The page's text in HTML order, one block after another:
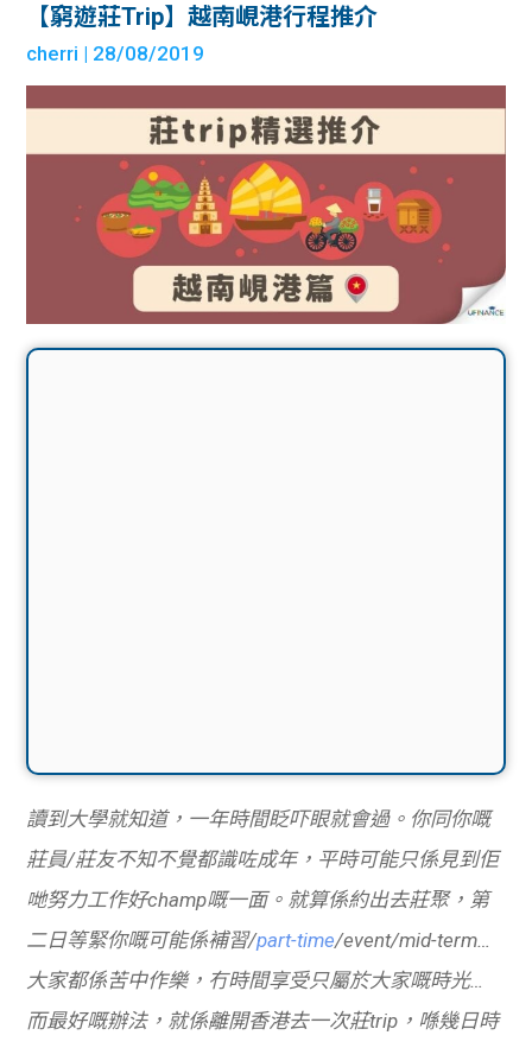
【窮遊莊Trip】越南峴港行程推介
cherri | 28/08/2019
讀到大學就知道，一年時間眨吓眼就會過。你同你嘅
莊員/莊友不知不覺都識咗成年，平時可能只係見到佢
哋努力工作好champ嘅一面。就算係約出去莊聚，第
二日等緊你嘅可能係補習/part-time/event/mid-term…
大家都係苦中作樂，冇時間享受只屬於大家嘅時光…
而最好嘅辦法，就係離開香港去一次莊trip，喺幾日時